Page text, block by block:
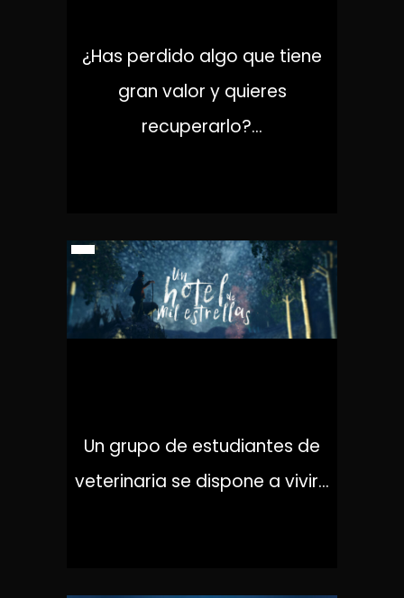
¿Has perdido algo que tiene
gran valor y quieres
recuperarlo?...
Un grupo de estudiantes de
veterinaria se dispone a vivir...